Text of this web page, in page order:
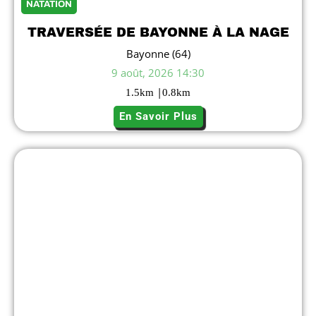
NATATION
TRAVERSÉE DE BAYONNE À LA NAGE
Bayonne (64)
9 août, 2026 14:30
1.5km |0.8km
En Savoir Plus